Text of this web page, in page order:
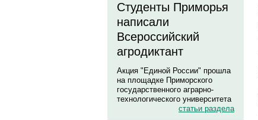
Студенты Приморья
написали
Всероссийский
агродиктант
Акция "Единой России" прошла
на площадке Приморского
государственного аграрно-
технологического университета
статьи раздела